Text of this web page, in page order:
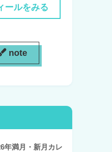
ールをみる
note
年満月・新月カレ